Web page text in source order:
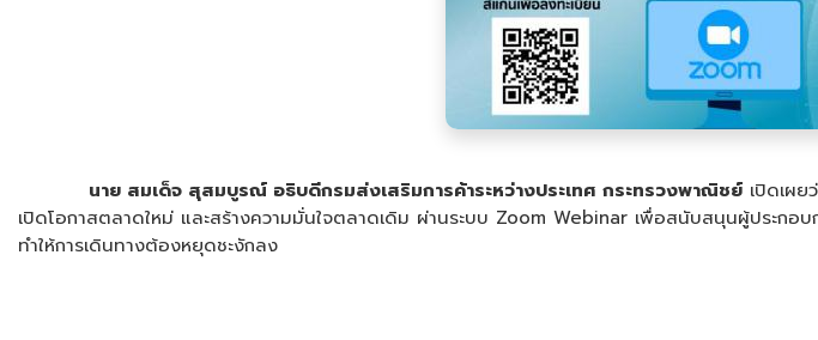
นาย สมเด็จ สุสมบูรณ์ อธิบดีกรมส่งเสริมการค้าระหว่างประเทศ กระทรวงพาณิชย์ เปิดเผ
เปิดโอกาสตลาดใหม่ และสร้างความมั่นใจตลาดเดิม ผ่านระบบ Zoom Webinar เพื่อสนับสนุนผู้ประกอบ
ทำให้การเดินทางต้องหยุดชะงักลง